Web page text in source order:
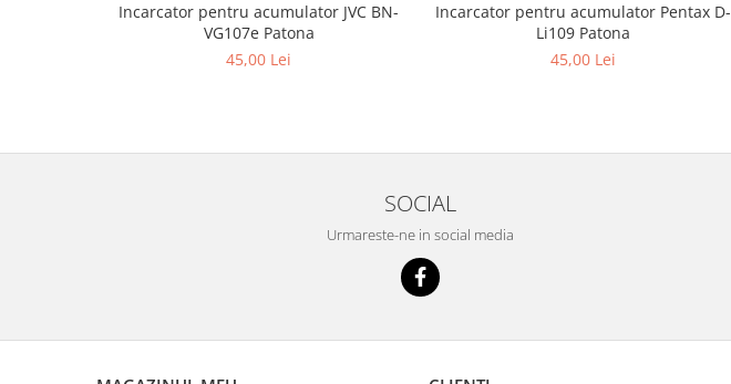
Incarcator pentru acumulator JVC BN-
VG107e Patona
45,00 Lei
Incarcator pentru acumulator Pentax D-
Li109 Patona
45,00 Lei
SOCIAL
Urmareste-ne in social media